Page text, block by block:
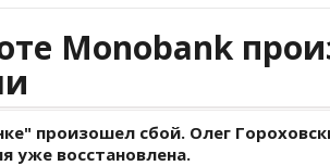
Monobank
произошел сбой. Олег
уже восстановлена.